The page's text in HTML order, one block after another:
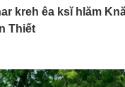
kreh êa ksĭ hlăm
Thiết